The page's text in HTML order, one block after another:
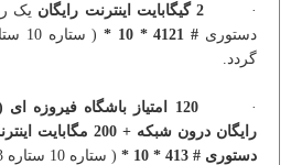
·
یک
دستوری # 4121 * 10 *
گردد.
·
رایگان درون شبکه + 200 مگابایت اینترنت )
دستوری # 413 * 10 *
( ستاره 10 ستاره 413 مربع ) فعال می گردد.